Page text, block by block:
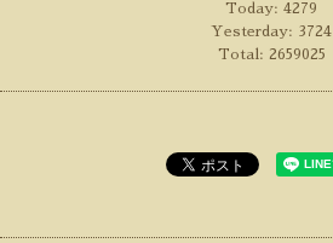
Today: 4279
Yesterday: 3724
Total: 2659025